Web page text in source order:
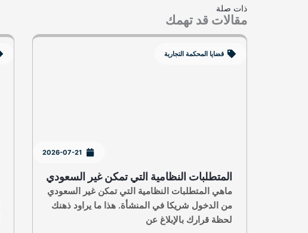
ذات صلة
مقالات قد تهمك
قضايا المحكمة التجارية
2026-07-21
المتطلبات النظامية التي تمكن غير السعودي
ماهي المتطلبات النظامية التي تمكن غير السعودي
من الدخول شريكا في المنشأة. هذا ما يراود ذهنك
لحظة قرارك بالإبلاغ عن